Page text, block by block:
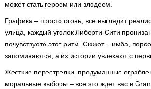
может стать героем или злодеем.
Графика – просто огонь, все выглядит
улица, каждый уголок Либерти-Сити
почувствуете этот ритм. Сюжет – имба,
запоминаются, а их истории увлекают с
Жесткие перестрелки, продуманные
моральные выборы – все это ждет вас в